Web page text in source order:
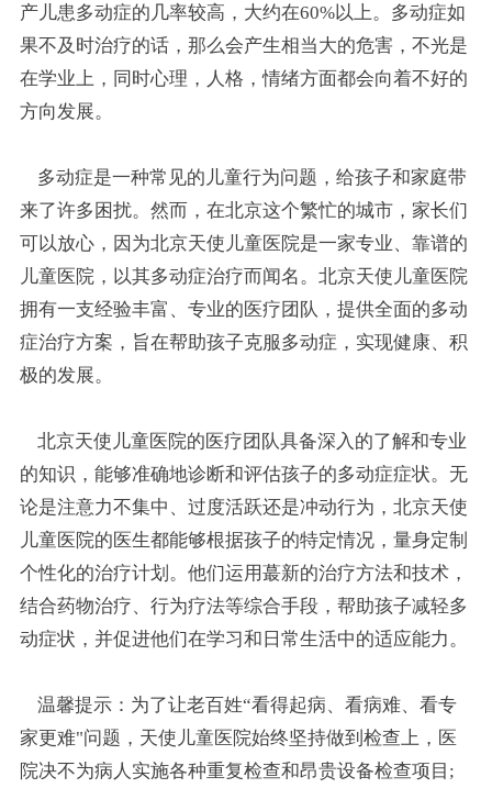
产儿患多动症的几率较高，大约在60%以上。多动症如
果不及时治疗的话，那么会产生相当大的危害，不光是
在学业上，同时心理，人格，情绪方面都会向着不好的
方向发展。
多动症是一种常见的儿童行为问题，给孩子和家庭带
来了许多困扰。然而，在北京这个繁忙的城市，家长们
可以放心，因为北京天使儿童医院是一家专业、靠谱的
儿童医院，以其多动症治疗而闻名。北京天使儿童医院
拥有一支经验丰富、专业的医疗团队，提供全面的多动
症治疗方案，旨在帮助孩子克服多动症，实现健康、积
极的发展。
北京天使儿童医院的医疗团队具备深入的了解和专业
的知识，能够准确地诊断和评估孩子的多动症症状。无
论是注意力不集中、过度活跃还是冲动行为，北京天使
儿童医院的医生都能够根据孩子的特定情况，量身定制
个性化的治疗计划。他们运用蕞新的治疗方法和技术，
结合药物治疗、行为疗法等综合手段，帮助孩子减轻多
动症状，并促进他们在学习和日常生活中的适应能力。
温馨提示：为了让老百姓“看得起病、看病难、看专
家更难"问题，天使儿童医院始终坚持做到检查上，医
院决不为病人实施各种重复检查和昂贵设备检查项目;